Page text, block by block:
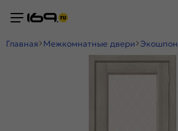
Главная Межкомнатные двери Экошпон